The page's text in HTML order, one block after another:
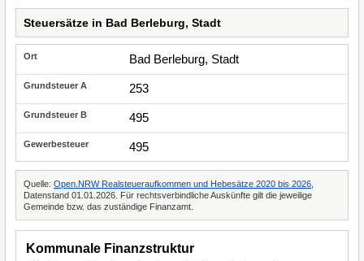
Steuersätze in Bad Berleburg, Stadt
Bad Berleburg, Stadt
253
495
495
Quelle: Open.NRW Realsteueraufkommen und Hebesätze 2020 bis 2026
Datenstand 01.01.2026. Für rechtsverbindliche Auskünfte gilt die jeweilige
Gemeinde bzw. das zuständige Finanzamt.
Kommunale Finanzstruktur